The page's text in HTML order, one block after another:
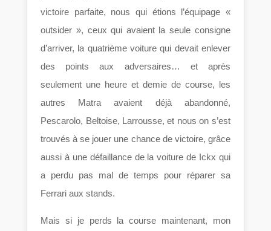
victoire parfaite, nous qui étions l’équipage «
outsider », ceux qui avaient la seule consigne
d’arriver, la quatrième voiture qui devait enlever
des points aux adversaires… et après
seulement une heure et demie de course, les
autres Matra avaient déjà abandonné,
Pescarolo, Beltoise, Larrousse, et nous on s’est
trouvés à se jouer une chance de victoire, grâce
aussi à une défaillance de la voiture de Ickx qui
a perdu pas mal de temps pour réparer sa
Ferrari aux stands.
Mais si je perds la course maintenant, mon